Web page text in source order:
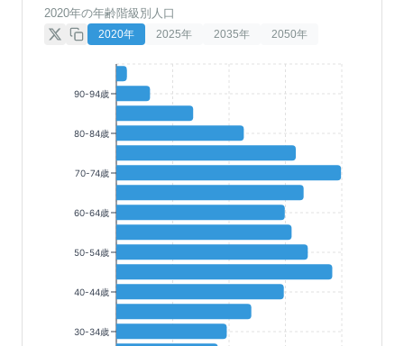
2020年の年齢階級別人口
2020年 2025年 2035年 2050年
90-94歳
80-84歳
70-74歳
60-64歳
50-54歳
40-44歳
30-34歳